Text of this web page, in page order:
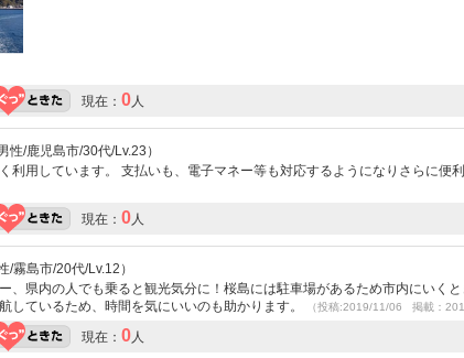
現在： 0人
性/鹿児島市/30代/Lv.23）
利用しています。 支払いも、電子マネー等も対応するようになりさらに便
現在： 0人
/霧島市/20代/Lv.12）
、県内の人でも乗ると観光気分に！桜島には駐車場があるため市内にいく
しているため、時間を気にいいのも助かります。
（投稿:2019/11/06 掲載：
現在： 0人